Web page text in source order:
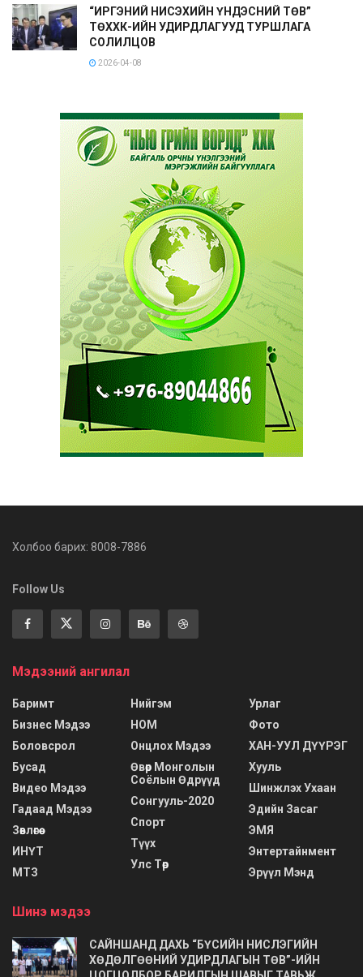
“ИРГЭНИЙ НИСЭХИЙН ҮНДЭСНИЙ ТӨВ”
ТӨХХК-ИЙН УДИРДЛАГУУД ТУРШЛАГА
СОЛИЛЦОВ
2026-04-08
Холбоо барих: 8008-7886
Follow Us
Мэдээний ангилал
Баримт
Бизнес Мэдээ
Боловсрол
Бусад
Видео Мэдээ
Гадаад Мэдээ
Зөвлөгөө
ИНҮТ
МТЗ
Нийгэм
НОМ
Онцлох Мэдээ
Өвөр Монголын
Соёлын Өдрүүд
Сонгууль-2020
Спорт
Түүх
Улс Төр
Урлаг
Фото
ХАН-УУЛ ДҮҮРЭГ
Хууль
Шинжлэх Ухаан
Эдийн Засаг
ЭМЯ
Энтертайнмент
Эрүүл Мэнд
Шинэ мэдээ
САЙНШАНД ДАХЬ “БҮСИЙН НИСЛЭГИЙН
ХӨДӨЛГӨӨНИЙ УДИРДЛАГЫН ТӨВ”-ИЙН